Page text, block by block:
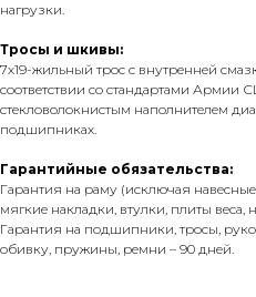
нагрузки.
Тросы и шкивы:
7х19-жильный трос с внутренней
соответствии со стандартами
стекловолокнистым наполнителем
подшипниках.
Гарантийные обязательства:
Гарантия на раму (исключая
мягкие накладки, втулки, плиты
Гарантия на подшипники, тросы,
обивку, пружины, ремни – 90 дней.